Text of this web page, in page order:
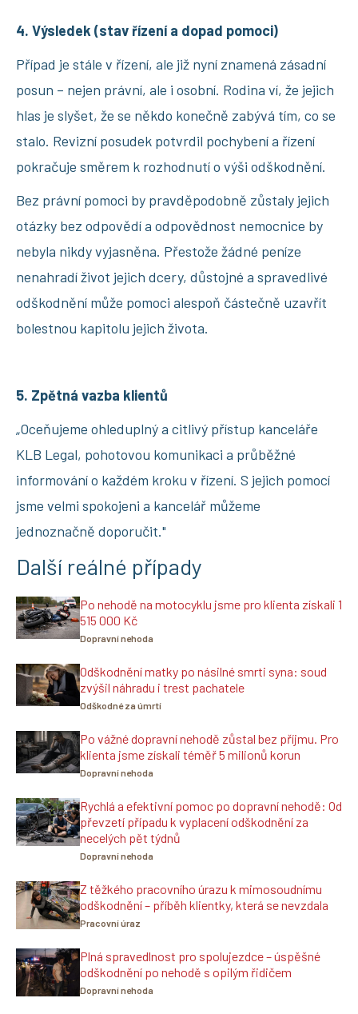
4. Výsledek (stav řízení a dopad pomoci)
Případ je stále v řízení, ale již nyní znamená zásadní
posun – nejen právní, ale i osobní. Rodina ví, že jejich
hlas je slyšet, že se někdo konečně zabývá tím, co se
stalo. Revizní posudek potvrdil pochybení a řízení
pokračuje směrem k rozhodnutí o výši odškodnění.
Bez právní pomoci by pravděpodobně zůstaly jejich
otázky bez odpovědí a odpovědnost nemocnice by
nebyla nikdy vyjasněna. Přestože žádné peníze
nenahradí život jejich dcery, důstojné a spravedlivé
odškodnění může pomoci alespoň částečně uzavřít
bolestnou kapitolu jejich života.
5. Zpětná vazba klientů
„Oceňujeme ohleduplný a citlivý přístup kanceláře
KLB Legal, pohotovou komunikaci a průběžné
informování o každém kroku v řízení. S jejich pomocí
jsme velmi spokojeni a kancelář můžeme
jednoznačně doporučit."
Další reálné případy
Po nehodě na motocyklu jsme pro klienta získali 1
515 000 Kč
Dopravní nehoda
Odškodnění matky po násilné smrti syna: soud
zvýšil náhradu i trest pachatele
Odškodné za úmrtí
Po vážné dopravní nehodě zůstal bez příjmu. Pro
klienta jsme získali téměř 5 milionů korun
Dopravní nehoda
Rychlá a efektivní pomoc po dopravní nehodě: Od
převzetí případu k vyplacení odškodnění za
necelých pět týdnů
Dopravní nehoda
Z těžkého pracovního úrazu k mimosoudnímu
odškodnění – příběh klientky, která se nevzdala
Pracovní úraz
Plná spravedlnost pro spolujezdce – úspěšné
odškodnění po nehodě s opilým řidičem
Dopravní nehoda